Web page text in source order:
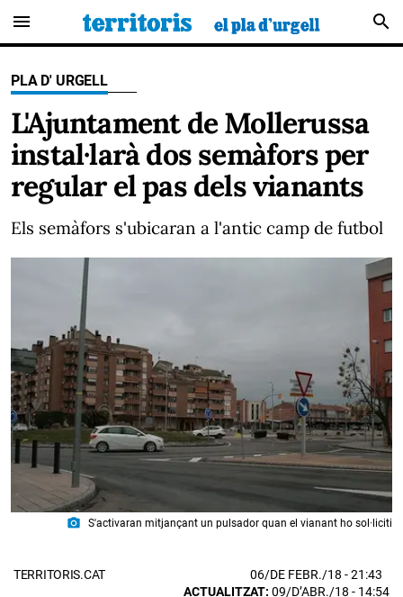
menu search
PLA D' URGELL
L'Ajuntament de Mollerussa
instal·larà dos semàfors per
regular el pas dels vianants
Els semàfors s'ubicaran a l'antic camp de futbol
photo_camera S'activaran mitjançant un pulsador quan el vianant ho sol·liciti
TERRITORIS.CAT 06/DE FEBR./18 - 21:43
ACTUALITZAT: 09/D’ABR./18 - 14:54